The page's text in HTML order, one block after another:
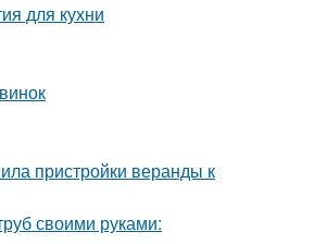
для кухни
пристройки веранды к
своими руками: